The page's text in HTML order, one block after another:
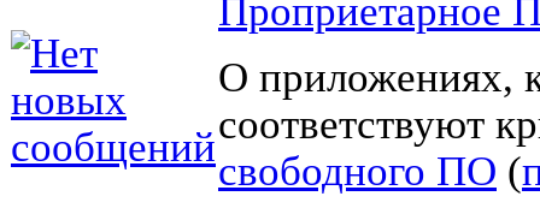
Проприетарное
О приложениях,
соответствуют
свободного ПО (